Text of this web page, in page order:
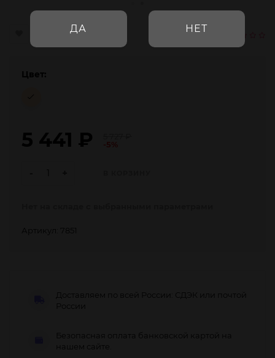
ДА НЕТ
Цвет:
5 441 ₽
Артикул: 7851
Доставляем по всей России: СДЭК или почтой
Безопасная оплата банковской картой на
нашем сайте.